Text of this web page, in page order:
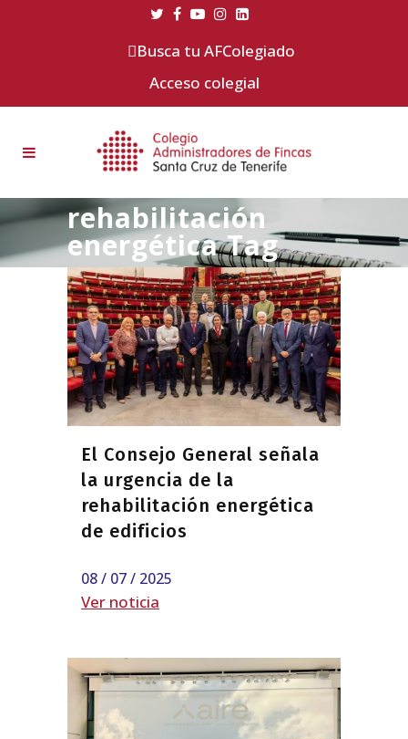
Busca tu AFColegiado
Acceso colegial
rehabilitación
energética Tag
El Consejo General señala
la urgencia de la
rehabilitación energética
de edificios
08 / 07 / 2025
Ver noticia